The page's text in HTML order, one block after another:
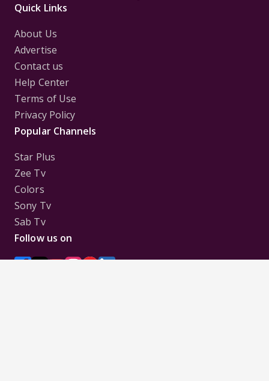
Quick Links
About Us
Advertise
Contact us
Help Center
Terms of Use
Privacy Policy
Popular Channels
Star Plus
Zee Tv
Colors
Sony Tv
Sab Tv
Follow us on